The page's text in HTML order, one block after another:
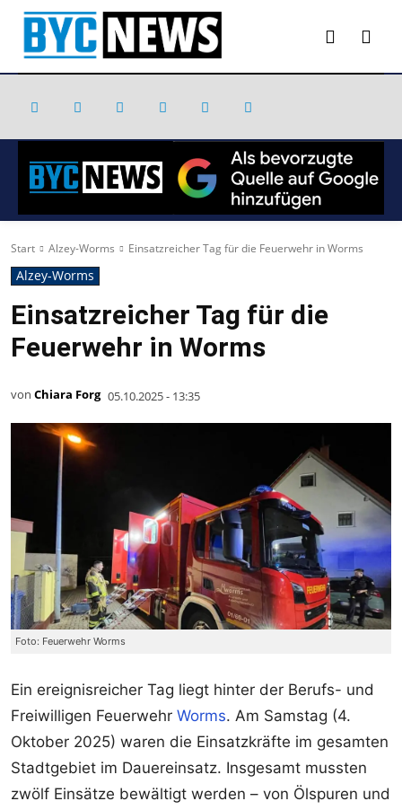
Start Alzey-Worms Einsatzreicher Tag für die Feuerwehr in Worms
Alzey-Worms
Einsatzreicher Tag für die
Feuerwehr in Worms
von Chiara Forg 05.10.2025 - 13:35
Foto: Feuerwehr Worms
Ein ereignisreicher Tag liegt hinter der Berufs- und
Freiwilligen Feuerwehr Worms. Am Samstag (4.
Oktober 2025) waren die Einsatzkräfte im gesamten
Stadtgebiet im Dauereinsatz. Insgesamt mussten
zwölf Einsätze bewältigt werden – von Ölspuren und